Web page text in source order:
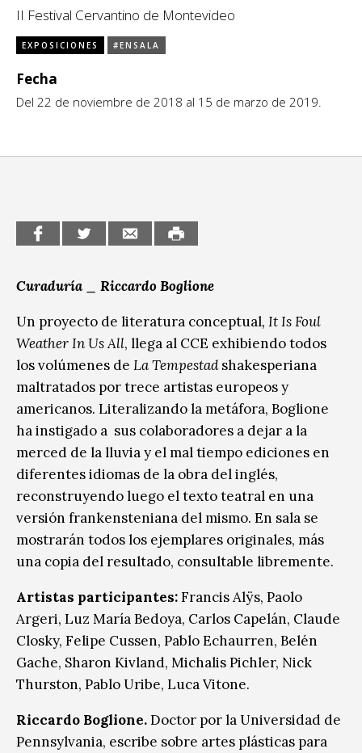
CCE en el interior/libros
Espacio itinerante de lectura infantil
Exposiciones
Formación
Género y Diversidad
Música
Sin categoría
II Festival Cervantino de Montevideo
EXPOSICIONES #ENSALA
Fecha
Del 22 de noviembre de 2018 al 15 de marzo de 2019.
Curaduría _ Riccardo Boglione
Un proyecto de literatura conceptual, It Is Foul
Weather In Us All, llega al CCE exhibiendo todos
los volúmenes de La Tempestadshakesperiana
maltratados por trece artistas europeos y
americanos. Literalizando la metáfora, Boglione
ha instigado a sus colaboradores a dejar a la
merced de la lluvia y el mal tiempo ediciones en
diferentes idiomas de la obra del inglés,
reconstruyendo luego el texto teatral en una
versión frankensteniana del mismo. En sala se
mostrarán todos los ejemplares originales, más
una copia del resultado, consultable libremente.
Artistas participantes:Francis Alÿs, Paolo
Argeri, Luz María Bedoya, Carlos Capelán, Claude
Closky, Felipe Cussen, Pablo Echaurren, Belén
Gache, Sharon Kivland, Michalis Pichler, Nick
Thurston, Pablo Uribe, Luca Vitone.
Riccardo Boglione.Doctor por la Universidad de
Pennsylvania, escribe sobre artes plásticas para